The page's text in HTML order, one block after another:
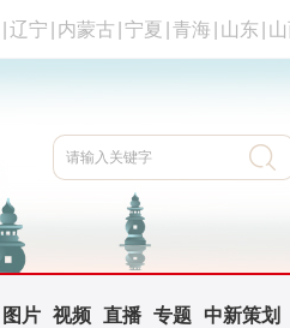
辽宁 内蒙古 宁夏 青海 山东
图片 视频 直播 专题 中新策划